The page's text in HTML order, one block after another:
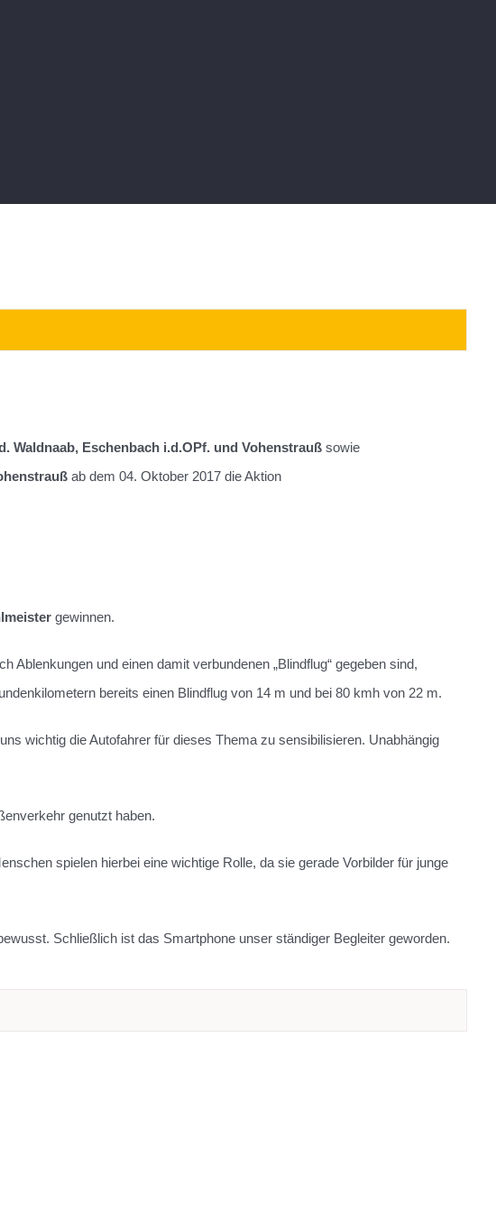
Waldnaab, Eschenbach i.d.OPf. und Vohenstrauß sowie
ab dem 04. Oktober 2017 die Aktion
gewinnen.
und einen damit verbundenen „Blindflug“ gegeben sind,
bereits einen Blindflug von 14 m und bei 80 kmh von 22 m.
wichtig die Autofahrer für dieses Thema zu sensibilisieren. Unabhängig
genutzt haben.
spielen hierbei eine wichtige Rolle, da sie gerade Vorbilder für junge
Schließlich ist das Smartphone unser ständiger Begleiter geworden.